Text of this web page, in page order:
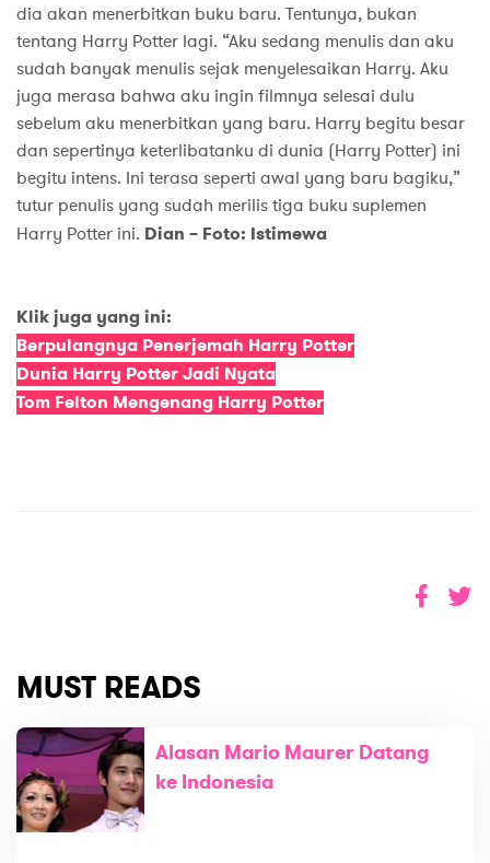
dia akan menerbitkan buku baru. Tentunya, bukan
tentang Harry Potter lagi. “Aku sedang menulis dan aku
sudah banyak menulis sejak menyelesaikan Harry. Aku
juga merasa bahwa aku ingin filmnya selesai dulu
sebelum aku menerbitkan yang baru. Harry begitu besar
dan sepertinya keterlibatanku di dunia (Harry Potter) ini
begitu intens. Ini terasa seperti awal yang baru bagiku,”
tutur penulis yang sudah merilis tiga buku suplemen
Harry Potter ini. Dian – Foto: Istimewa
Klik juga yang ini:
Berpulangnya Penerjemah Harry Potter
Dunia Harry Potter Jadi Nyata
Tom Felton Mengenang Harry Potter
MUST READS
Alasan Mario Maurer Datang
ke Indonesia